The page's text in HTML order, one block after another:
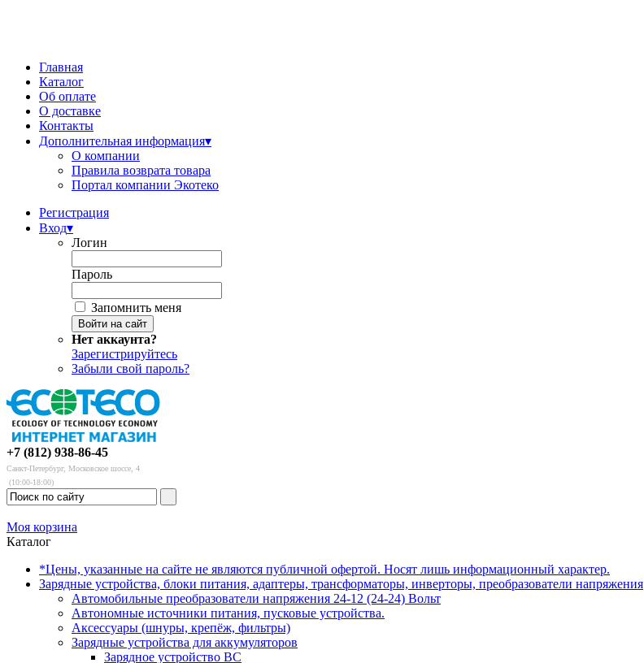
Главная
Каталог
Об оплате
О доставке
Контакты
Дополнительная информация▾
О компании
Правила возврата товара
Портал компании Экотеко
Регистрация
Вход▾
Логин
Пароль
Запомнить меня
Нет аккаунта?
Зарегистрируйтесь
Забыли свой пароль?
+7 (812) 938-86-45
Санкт-Петербург, Московское шоссе, 4
(10:00-18:00)
Моя корзина
Каталог
*Цены, указанные на сайте не являются публичной офертой. Носят лишь информационный характер.
Зарядные устройства, блоки питания, адаптеры, трансформаторы, инверторы, преобразователи напряжения
Автомобильные преобразователи напряжения 24-12 (24-24) Вольт
Автономные источники питания, пусковые устройства.
Аксессуары (шнуры, крепёж, фильтры)
Зарядные устройства для аккумуляторов
Зарядное устройство BC